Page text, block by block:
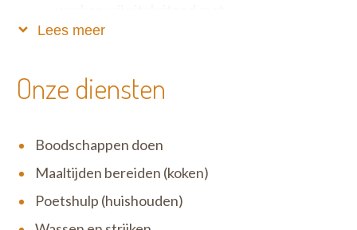
dienstencheques.
verloopt alles volkomen legaal. Het motto van Het
eerlijkheid en respect uiterst belangrijk zijn. Wij zijn
erg menselijk en tegelijk zeer correct in ons doen en
medewerkers.
Lees meer
Onze diensten
Boodschappen doen
Maaltijden bereiden (koken)
Poetshulp (huishouden)